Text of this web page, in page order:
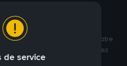
pour vous
d’acheter et de vendre à votre
des offres existantes, ou créez
fixer vos propres prix.
de service